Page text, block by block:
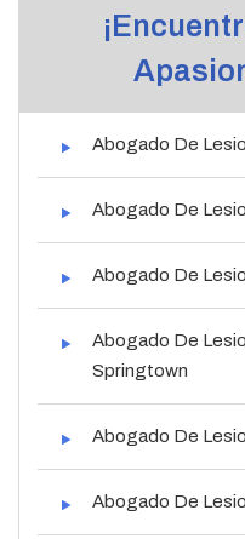
Abogado De
Abogado De
Abogado De
Abogado De
Springtown
Abogado De
Abogado De